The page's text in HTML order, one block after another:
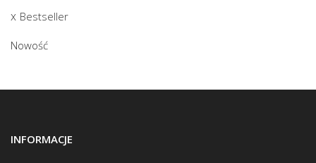
Bestseller
Nowość
INFORMACJE